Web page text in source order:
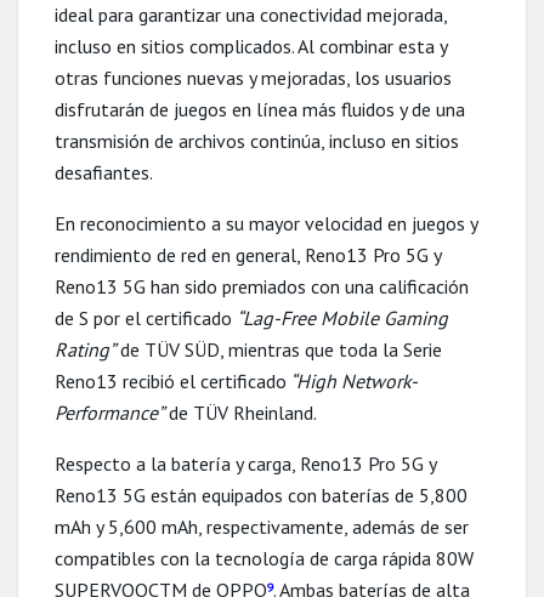
ideal para garantizar una conectividad mejorada,
incluso en sitios complicados. Al combinar esta y
otras funciones nuevas y mejoradas, los usuarios
disfrutarán de juegos en línea más fluidos y de una
transmisión de archivos continúa, incluso en sitios
desafiantes.
En reconocimiento a su mayor velocidad en juegos y
rendimiento de red en general, Reno13 Pro 5G y
Reno13 5G han sido premiados con una calificación
de S por el certificado “Lag-Free Mobile Gaming
Rating”de TÜV SÜD, mientras que toda la Serie
Reno13 recibió el certificado “High Network-
Performance”de TÜV Rheinland.
Respecto a la batería y carga, Reno13 Pro 5G y
Reno13 5G están equipados con baterías de 5,800
mAh y 5,600 mAh, respectivamente, además de ser
compatibles con la tecnología de carga rápida 80W
SUPERVOOCTM de OPPO9. Ambas baterías de alta